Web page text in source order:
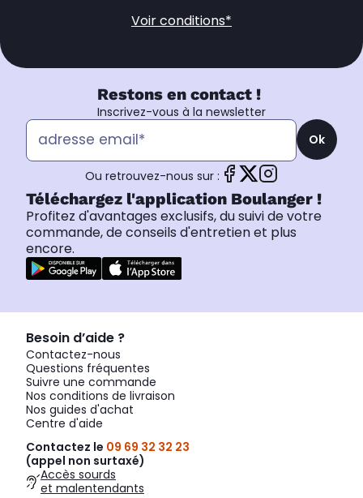
Voir conditions*
Restons en contact !
Inscrivez-vous à la newsletter
Ok
Ou retrouvez-nous sur :
Téléchargez l'application Boulanger !
Profitez d'avantages exclusifs, du suivi de votre
commande, de conseils d'entretien et plus
encore.
Besoin d’aide ?
Contactez-nous
Questions fréquentes
Suivre une commande
Nos conditions de livraison
Nos guides d'achat
Centre d'aide
Contactez le 09 69 32 32 23
(appel non surtaxé)
Accès sourds
et malentendants